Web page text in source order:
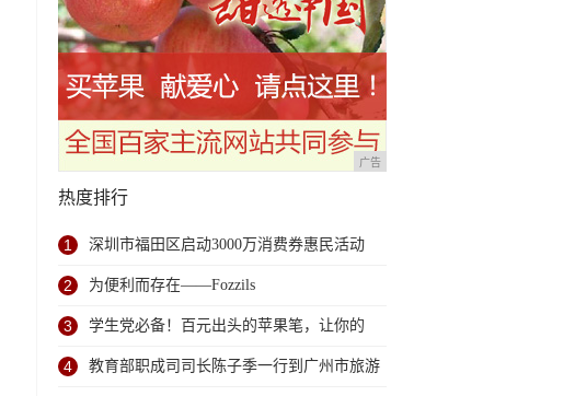
广告
热度排行
1 深圳市福田区启动3000万消费券惠民活动
2 为便利而存在——Fozzils
3 学生党必备！百元出头的苹果笔，让你的
iPad成为学习神器
4 教育部职成司司长陈子季一行到广州市旅游